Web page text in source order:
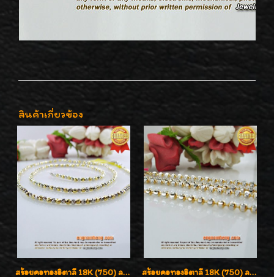
สินค้าเกี่ยวข้อง
สร้อยคอทองอิตาลี 18K (750) ลายสวยตัดเหลี่ยมคมชัด ใส่สวยน่ารักค่ะ สร้อยคอทองอิตาลี 18K (750) ลายยินตันแกะมูนคัดสวย ลายนี้เงามากๆค่ะ ใส่ทนแข็งแรง